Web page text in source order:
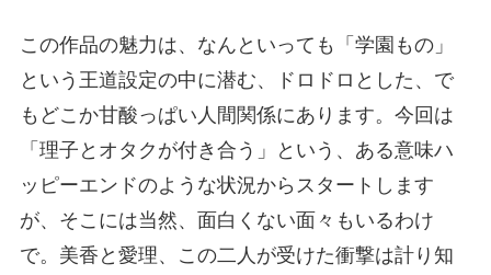
この作品の魅力は、なんといっても「学園もの」
という王道設定の中に潜む、ドロドロとした、で
もどこか甘酸っぱい人間関係にあります。今回は
「理子とオタクが付き合う」という、ある意味ハ
ッピーエンドのような状況からスタートします
が、そこには当然、面白くない面々もいるわけ
で。美香と愛理、この二人が受けた衝撃は計り知